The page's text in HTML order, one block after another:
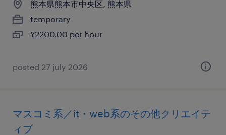
熊本県熊本市中央区, 熊本県
temporary
¥2200.00 per hour
posted 27 july 2026
マスコミ系／it・web系のその他クリエイテ
ィブ